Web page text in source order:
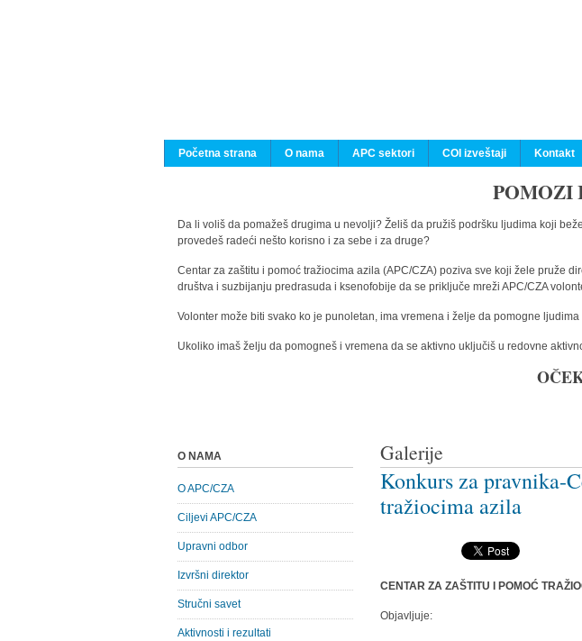
Početna strana
O nama APC sektori COI izveštaji Kontakt
POMOZI
Da li voliš da pomažeš drugima u nevolji? Želiš da pružiš podršku ljudima koji
provedeš radeći nešto korisno i za sebe i za druge?
Centar za zaštitu i pomoć tražiocima azila (APC/CZA) poziva sve koji žele pruže
društva i suzbijanju predrasuda i ksenofobije da se priključe mreži APC/CZA
Volonter može biti svako ko je punoletan, ima vremena i želje da pomogne
Ukoliko imaš želju da pomogneš i vremena da se aktivno uključiš u redovne
Galerije
Konkurs za pravnika-
tražiocima azila
CENTAR ZA ZAŠTITU I POMOĆ
Objavljuje:
O NAMA
O APC/CZA
Ciljevi APC/CZA
Upravni odbor
Izvršni direktor
Stručni savet
Aktivnosti i rezultati